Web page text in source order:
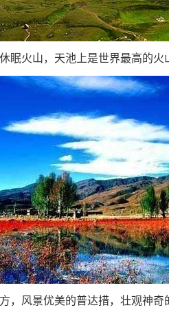
火山，天池上是世界最高的火
风景优美的普达措，壮观神奇